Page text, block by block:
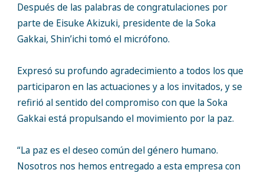
Después de las palabras de congratulaciones por
parte de Eisuke Akizuki, presidente de la Soka
Gakkai, Shin’ichi tomó el micrófono.
Expresó su profundo agradecimiento a todos los que
participaron en las actuaciones y a los invitados, y se
refirió al sentido del compromiso con que la Soka
Gakkai está propulsando el movimiento por la paz.
“La paz es el deseo común del género humano.
Nosotros nos hemos entregado a esta empresa con